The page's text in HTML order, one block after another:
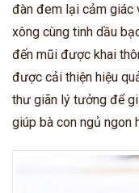
đàn đem lại cảm giác
xông cùng tinh dầu
đến mũi được khai
được cải thiện hiệu
thư giãn lý tưởng để
giúp bà con ngủ ngon